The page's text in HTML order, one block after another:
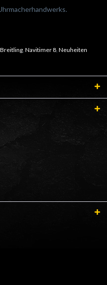
Breitling Navitimer 8 Neuheiten